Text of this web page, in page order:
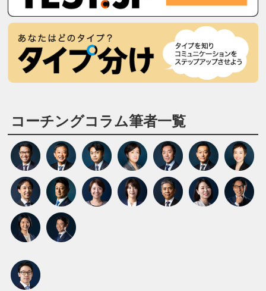
コーチングコラム筆者一覧